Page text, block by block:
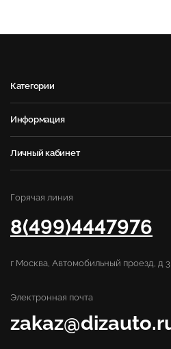
Категории
Информация
Личный кабинет
Горячая линия
8(499)4447976
г Москва, Автомобильный проезд, д 3
Электронная почта